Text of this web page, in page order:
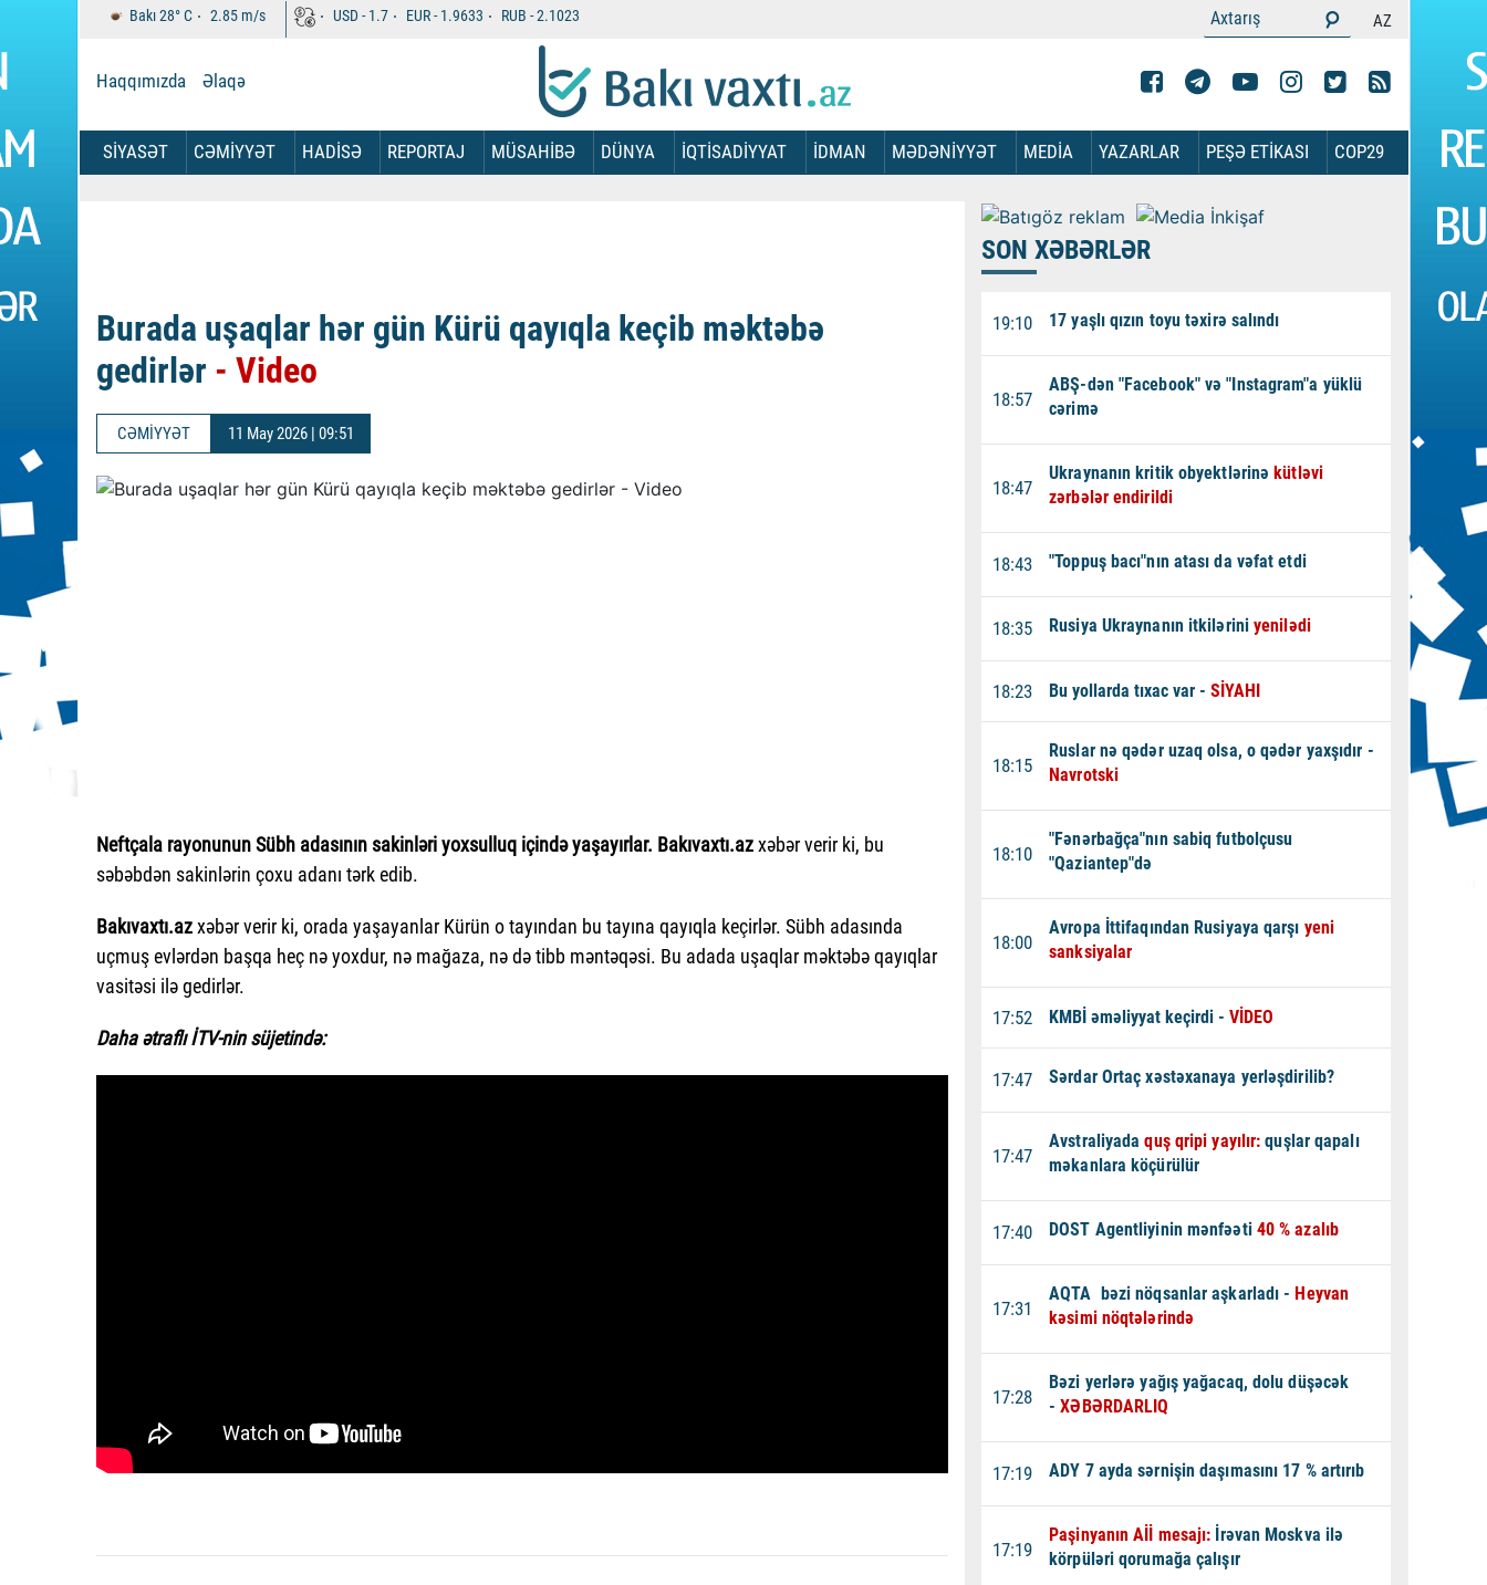
Bakı28°C 2.85m/s USD -1.7 EUR -1.9633 RUB -2.1023 AZ
Haqqımızda Əlaqə
SİYASƏT CƏMİYYƏT HADİSƏ REPORTAJ MÜSAHİBƏ DÜNYA İQTİSADİYYAT İDMAN MƏDƏNİYYƏT MEDİA YAZARLAR PEŞƏ ETİKASI COP29
Burada uşaqlar hər gün Kürü qayıqla keçib məktəbə
gedirlər - Video
CƏMİYYƏT 11 May 2026 | 09:51
Neftçala rayonunun Sübh adasının sakinləri yoxsulluq içində yaşayırlar. Bakıvaxtı.azxəbər verir ki, bu
səbəbdən sakinlərin çoxu adanı tərk edib.
Bakıvaxtı.azxəbər verir ki, orada yaşayanlar Kürün o tayından bu tayına qayıqla keçirlər. Sübh adasında
uçmuş evlərdən başqa heç nə yoxdur, nə mağaza, nə də tibb məntəqəsi. Bu adada uşaqlar məktəbə qayıqlar
vasitəsi ilə gedirlər.
Daha ətraflı İTV-nin süjetində:
SON XƏBƏRLƏR
19:10 17 yaşlı qızın toyu təxirə salındı
18:57
ABŞ-dən "Facebook" və "Instagram"a yüklü
cərimə
18:47
Ukraynanın kritik obyektlərinəkütləvi
zərbələr endirildi
18:43 "Toppuş bacı"nın atası da vəfat etdi
18:35 Rusiya Ukraynanın itkiləriniyenilədi
18:23 Bu yollarda tıxac var -SİYAHI
18:15
Ruslar nə qədər uzaq olsa, o qədər yaxşıdır -
Navrotski
18:10
"Fənərbağça"nın sabiq futbolçusu
"Qaziantep"də
18:00
Avropa İttifaqından Rusiyaya qarşı yeni
sanksiyalar
17:52 KMBİ əməliyyat keçirdi -VİDEO
17:47 Sərdar Ortaç xəstəxanaya yerləşdirilib?
17:47
Avstraliyadaquş qripi yayılır: quşlar qapalı
məkanlara köçürülür
17:40 DOST Agentliyinin mənfəəti 40 % azalıb
17:31
AQTA bəzi nöqsanlar aşkarladı - Heyvan
kəsimi nöqtələrində
17:28
Bəzi yerlərə yağış yağacaq, dolu düşəcək
-XƏBƏRDARLIQ
17:19 ADY 7 ayda sərnişin daşımasını 17 % artırıb
17:19
Paşinyanın Aİİ mesajı: İrəvan Moskva ilə
körpüləri qorumağa çalışır